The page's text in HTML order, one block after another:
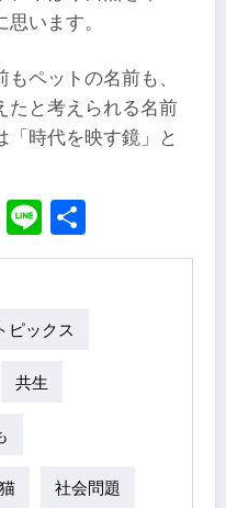
います。
ペットの名前も、
たと考えられる名前
「時代を映す鏡」と
Pinterest
Line
ピックス
共生
猫 社会問題